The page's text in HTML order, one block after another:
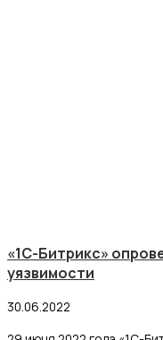
«1С-Битрикс»
уязвимости
30.06.2022